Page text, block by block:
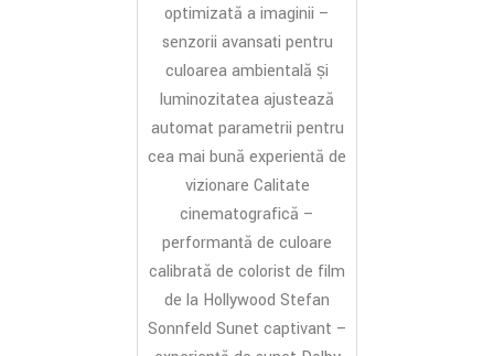
optimizată a imaginii –
senzorii avansați pentru
culoarea ambientală și
luminozitatea ajustează
automat parametrii pentru
cea mai bună experiență de
vizionare Calitate
cinematografică –
performanță de culoare
calibrată de colorist de film
de la Hollywood Stefan
Sonnfeld Sunet captivant –